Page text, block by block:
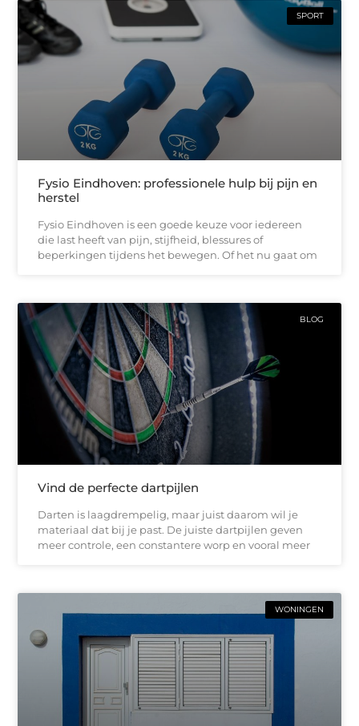
SPORT
Fysio Eindhoven: professionele hulp bij pijn en
herstel
Fysio Eindhoven is een goede keuze voor iedereen
die last heeft van pijn, stijfheid, blessures of
beperkingen tijdens het bewegen. Of het nu gaat om
BLOG
Vind de perfecte dartpijlen
Darten is laagdrempelig, maar juist daarom wil je
materiaal dat bij je past. De juiste dartpijlen geven
meer controle, een constantere worp en vooral meer
WONINGEN